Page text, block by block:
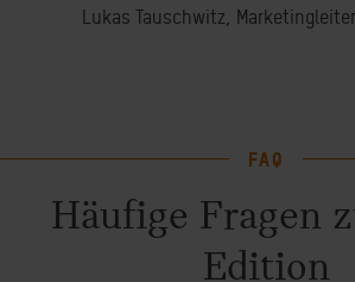
Lukas Tauschwitz,
FAQ
Häufige Fragen
Edition